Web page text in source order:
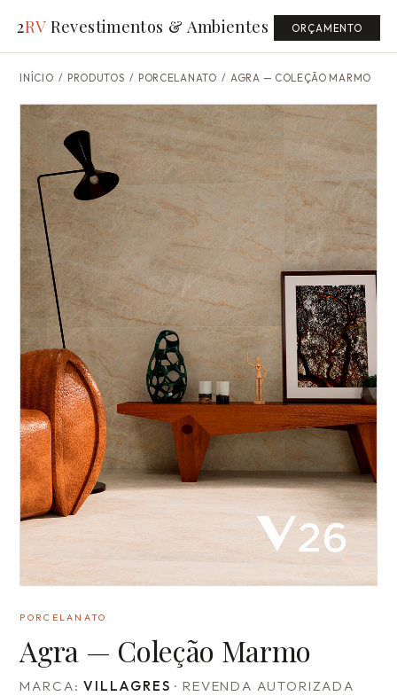
2RVRevestimentos & Ambientes ORÇAMENTO
INÍCIO / PRODUTOS / PORCELANATO /AGRA — COLEÇÃO MARMO
PORCELANATO
Agra — Coleção Marmo
MARCA:VILLAGRES · REVENDA AUTORIZADA